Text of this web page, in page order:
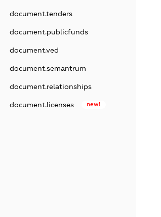
document.tenders
document.publicfunds
document.ved
document.semantrum
document.relationships
document.licenses new!